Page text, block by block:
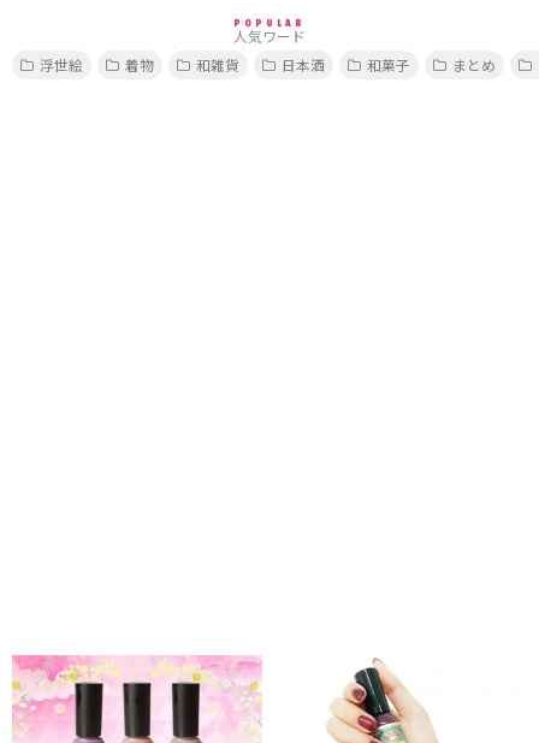
POPULAR
人気ワード
浮世絵
着物 和雑貨 日本酒 和菓子 まとめ